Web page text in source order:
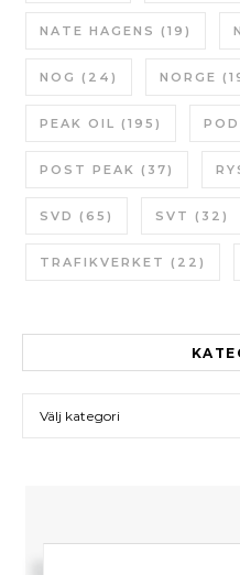
NATE HAGENS (19)
NOG (24) NORGE
PEAK OIL (195)
POST PEAK (37)
SVD (65) SVT (32)
TRAFIKVERKET (22)